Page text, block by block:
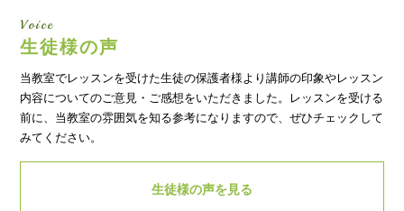
Voice
生徒様の声
当教室でレッスンを受けた生徒の保護者様より講師の印象やレッスン
内容についてのご意見・ご感想をいただきました。レッスンを受ける
前に、当教室の雰囲気を知る参考になりますので、ぜひチェックして
みてください。
生徒様の声を見る